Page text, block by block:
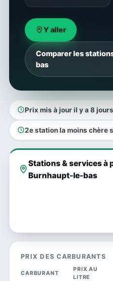
Y aller
Comparer les
bas
Prix mis à jour il y a 8 jours
2e station la moins chère
Stations & services à
Burnhaupt-le-bas
PRIX DES CARBURANTS
CARBURANT
PRIX AU
LITRE